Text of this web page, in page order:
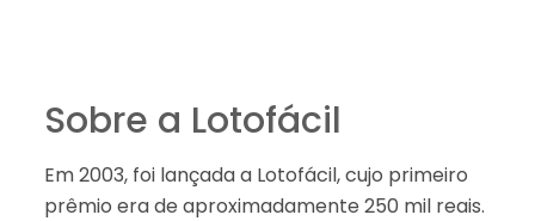
Sobre a Lotofácil
Em 2003, foi lançada a Lotofácil, cujo primeiro
prêmio era de aproximadamente 250 mil reais.